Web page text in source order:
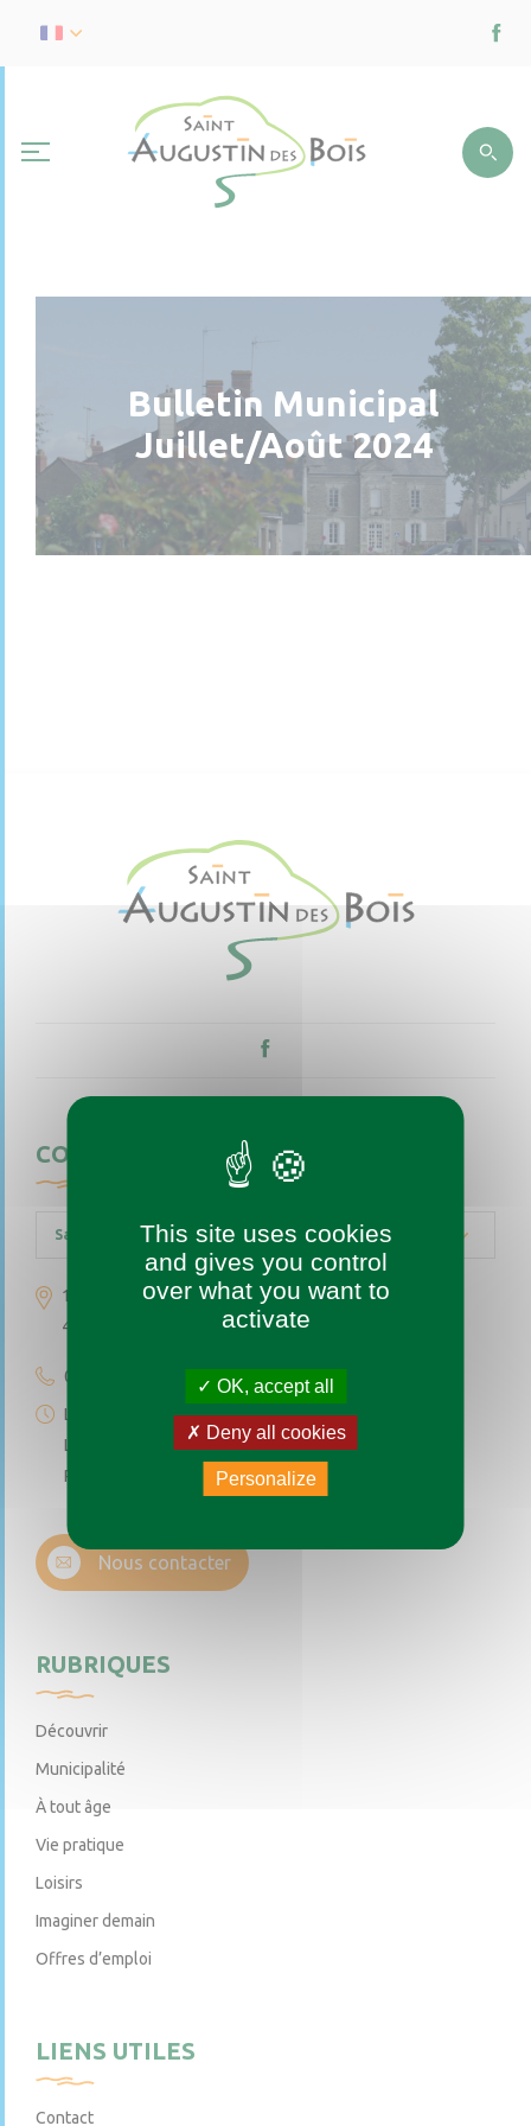
Bulletin Municipal
Juillet/Août 2024
CONTACTEZ-NOUS
Saint-Augustin-des-Bois
1 place de l’église
49170 Saint-Augustin-des-Bois
02 41 77 04 49
Lundi au vendredi de 9h à 12h
Le premier et troisième samedi du mois de 9h à 12h
Permanence téléphonique de 14h à 17h (sauf samedi)
Nous contacter
RUBRIQUES
Découvrir
Municipalité
À tout âge
Vie pratique
Loisirs
Imaginer demain
Offres d’emploi
LIENS UTILES
Contact
This site uses cookies
and gives you control
over what you want to
activate
OK, accept all
Deny all cookies
Personalize